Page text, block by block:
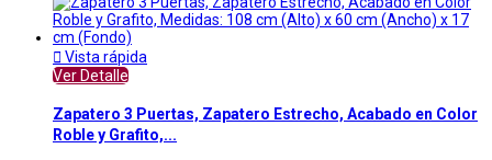
 Vista rápida
Ver Detalle
Zapatero 3 Puertas, Zapatero Estrecho, Acabado en Color
Roble y Grafito,...